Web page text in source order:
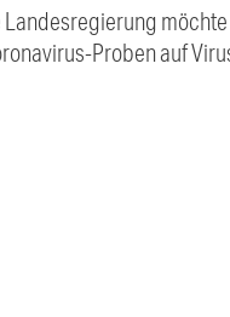
Proben auf